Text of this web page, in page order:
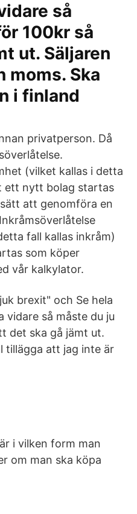
så
100kr så
ut. Säljaren
Ska
i finland
privatperson. Då
(vilket kallas i detta
ett nytt bolag startas
att genomföra en
fall kallas inkråm)
som köper
vår kalkylator.
brexit" och Se hela
vidare så måste du ju
det ska gå jämt ut.
tillägga att jag inte är
i vilken form man
om man ska köpa